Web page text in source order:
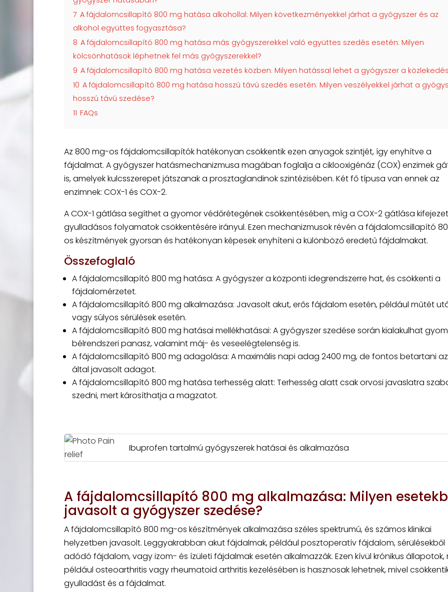
7 A fájdalomcsillapító 800 mg hatása alkohollal: Milyen következményekkel járhat a gyógyszer és az
alkohol együttes fogyasztása?
8 A fájdalomcsillapító 800 mg hatása más gyógyszerekkel való együttes szedés esetén: Milyen
kölcsönhatások léphetnek fel más gyógyszerekkel?
9 A fájdalomcsillapító 800 mg hatása vezetés közben: Milyen hatással lehet a gyógyszer a
10 A fájdalomcsillapító 800 mg hatása hosszú távú szedés esetén: Milyen veszélyekkel járhat a
hosszú távú szedése?
11 FAQs
Az 800 mg-os fájdalomcsillapítók hatékonyan csökkentik ezen anyagok szintjét, így enyhítve a
fájdalmat. A gyógyszer hatásmechanizmusa magában foglalja a ciklooxigénáz (COX) enzimek
is, amelyek kulcsszerepet játszanak a prosztaglandinok szintézisében. Két fő típusa van ennek az
enzimnek: COX-1 és COX-2.
A COX-1 gátlása segíthet a gyomor védőrétegének csökkentésében, míg a COX-2 gátlása
gyulladásos folyamatok csökkentésére irányul. Ezen mechanizmusok révén a fájdalomcsillapító
os készítmények gyorsan és hatékonyan képesek enyhíteni a különböző eredetű fájdalmakat.
Összefoglaló
A fájdalomcsillapító 800 mg hatása: A gyógyszer a központi idegrendszerre hat, és csökkenti a
fájdalomérzetet.
A fájdalomcsillapító 800 mg alkalmazása: Javasolt akut, erős fájdalom esetén, például műtét
vagy súlyos sérülések esetén.
A fájdalomcsillapító 800 mg hatásai mellékhatásai: A gyógyszer szedése során kialakulhat
bélrendszeri panasz, valamint máj- és veseelégtelenség is.
A fájdalomcsillapító 800 mg adagolása: A maximális napi adag 2400 mg, de fontos betartani
által javasolt adagot.
A fájdalomcsillapító 800 mg hatása terhesség alatt: Terhesség alatt csak orvosi javaslatra
szedni, mert károsíthatja a magzatot.
Ibuprofen tartalmú gyógyszerek hatásai és alkalmazása
A fájdalomcsillapító 800 mg alkalmazása: Milyen
javasolt a gyógyszer szedése?
A fájdalomcsillapító 800 mg-os készítmények alkalmazása széles spektrumú, és számos klinikai
helyzetben javasolt. Leggyakrabban akut fájdalmak, például posztoperatív fájdalom, sérülésekből
adódó fájdalom, vagy izom- és ízületi fájdalmak esetén alkalmazzák. Ezen kívül krónikus állapotok,
például osteoarthritis vagy rheumatoid arthritis kezelésében is hasznosak lehetnek, mivel
gyulladást és a fájdalmat.